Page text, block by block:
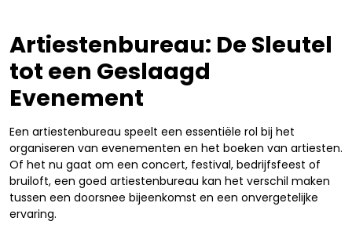
Artiestenbureau: De Sleutel
tot een Geslaagd
Evenement
Een artiestenbureau speelt een essentiële rol bij het
organiseren van evenementen en het boeken van artiesten.
Of het nu gaat om een concert, festival, bedrijfsfeest of
bruiloft, een goed artiestenbureau kan het verschil maken
tussen een doorsnee bijeenkomst en een onvergetelijke
ervaring.